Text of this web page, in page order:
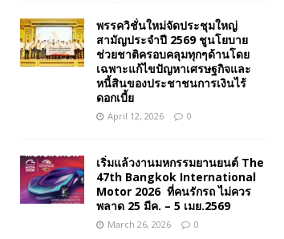
พรรควิชั่นใหม่จัดประชุมใหญ่
สามัญประจำปี 2569 ชูนโยบาย
ช่วยชาติครอบคลุมทุกๆด้านโดย
เฉพาะแก้ไขปัญหาเศรษฐกิจและ
หนี้สินของประชาชนการเงินไร้
ดอกเบี้ย
April 12, 2026 0
เริ่มแล้วงานมหกรรมยานยนต์ The
47th Bangkok International
Motor 2026 ที่คนรักรถ ไม่ควร
พลาด 25 มีค. – 5 เมย.2569
March 26, 2026 0